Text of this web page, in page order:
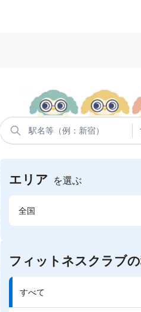
エリア を選ぶ
全国
フィットネスクラブ
すべて